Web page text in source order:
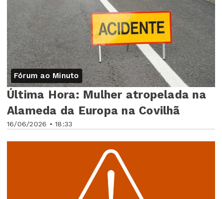
Fórum ao Minuto
16/06/2026 • 18:33
Última Hora: Mulher atropelada na
Alameda da Europa na Covilhã